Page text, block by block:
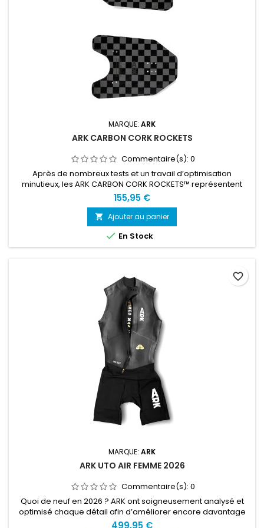
MARQUE: ARK
ARK CARBON CORK ROCKETS
Commentaire(s): 0
Après de nombreux tests et un travail d’optimisation
minutieux, les ARK CARBON CORK ROCKETS™ représentent
l’aboutissement de tout ce que nous avons appris. Chaque
paire de ARK CARBON CORK ROCKETS™ est fabriquée à la
main, une par une, avec soin, passion et une grande
attention aux détails. Au cœur de chaque plaquette se trouve
du liège naturel,...
155,95 €
 Ajouter au panier
 En Stock
MARQUE: ARK
ARK UTO AIR FEMME 2026
Commentaire(s): 0
Quoi de neuf en 2026 ? ARK ont soigneusement analysé et
optimisé chaque détail afin d’améliorer encore davantage
cette combinaison. Matériaux améliorés. Néoprène
499,95 €
favorite_border